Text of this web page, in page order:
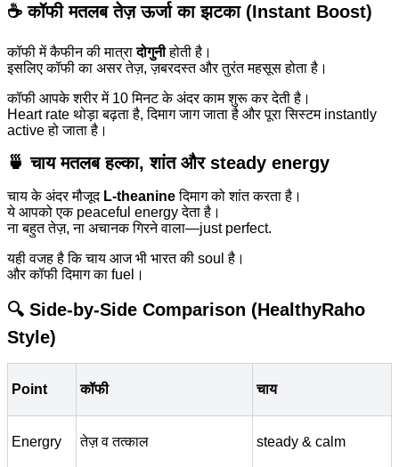
☕कॉफी मतलब तेज़ ऊर्जा का झटका (Instant Boost)
कॉफी में कैफीन की मात्रादोगुनीहोती है।
इसलिए कॉफी का असर तेज़, ज़बरदस्त और तुरंत महसूस होता है।
कॉफी आपके शरीर में 10 मिनट के अंदर काम शुरू कर देती है।
Heart rate थोड़ा बढ़ता है, दिमाग जाग जाता है और पूरा सिस्टम instantly
active हो जाता है।
🍵चाय मतलब हल्का, शांत और steady energy
चाय के अंदर मौजूद L-theanineदिमाग को शांत करता है।
ये आपको एक peaceful energy देता है।
ना बहुत तेज़, ना अचानक गिरने वाला—just perfect.
यही वजह है कि चाय आज भी भारत की soul है।
और कॉफी दिमाग का fuel।
🔍 Side-by-Side Comparison (HealthyRaho
Style)
Point कॉफी चाय
Energry तेज़ व तत्काल steady & calm